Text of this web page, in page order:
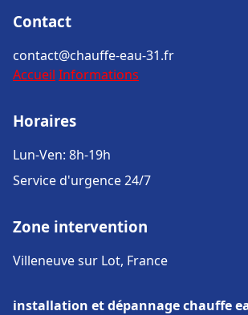
Contact
contact@chauffe-eau-31.fr
Accueil Informations
Horaires
Lun-Ven: 8h-19h
Service d'urgence 24/7
Zone intervention
Villeneuve sur Lot, France
installation et dépannage chauffe